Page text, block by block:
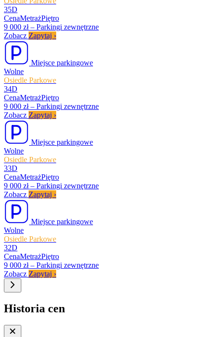
35D
CenaMetrażPiętro
9 000 zł – Parkingi zewnętrzne
Zobacz Zapytaj ›
Miejsce parkingowe
Wolne
Osiedle Parkowe
34D
CenaMetrażPiętro
9 000 zł – Parkingi zewnętrzne
Zobacz Zapytaj ›
Miejsce parkingowe
Wolne
Osiedle Parkowe
33D
CenaMetrażPiętro
9 000 zł – Parkingi zewnętrzne
Zobacz Zapytaj ›
Miejsce parkingowe
Wolne
Osiedle Parkowe
32D
CenaMetrażPiętro
9 000 zł – Parkingi zewnętrzne
Zobacz Zapytaj ›
Historia cen